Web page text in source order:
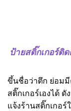
ป้ายสติ๊กเกอร์ติ
ขึ้นชื่อว่าตึก ย่อมมี
สติ๊กเกอร์เองได้ ดั
แจ้งร้านสติ๊กเกอร์